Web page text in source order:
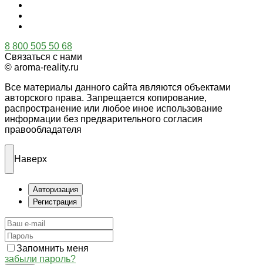
8 800 505 50 68
Связаться с нами
© aroma-reality.ru
Все материалы данного сайта являются объектами
авторского права. Запрещается копирование,
распространение или любое иное использование
информации без предварительного согласия
правообладателя
Наверх
Авторизация
Регистрация
Запомнить меня
забыли пароль?